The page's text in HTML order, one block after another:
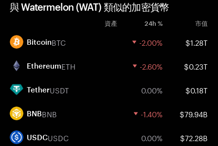
與 Watermelon (WAT) 類似的加密貨幣
資產 24h % 市值
BitcoinBTC -2.00% $1.28T
EthereumETH -2.60% $0.23T
TetherUSDT 0.00% $0.18T
BNBBNB -1.40% $79.94B
USDCUSDC 0.00% $72.28B